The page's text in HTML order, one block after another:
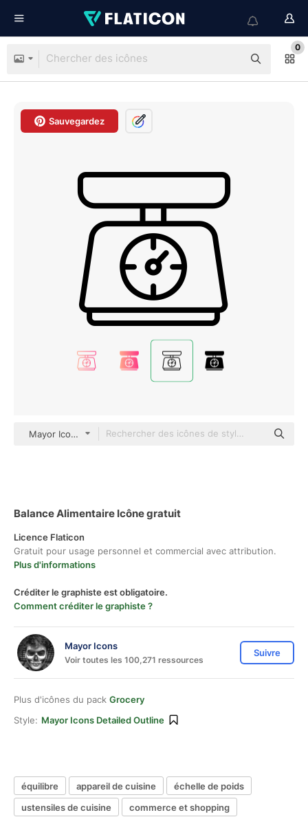
0
Sauvegardez
Mayor Icons Detailed Outline
Balance Alimentaire Icône gratuit
Licence Flaticon
Gratuit pour usage personnel et commercial avec attribution.
Plus d'informations
Créditer le graphiste est obligatoire.
Comment créditer le graphiste ?
Mayor Icons
Voir toutes les 100,271 ressources
Suivre
Plus d'icônes du pack Grocery
Style: Mayor Icons Detailed Outline
équilibre appareil de cuisine
échelle de poids
ustensiles de cuisine
commerce et shopping